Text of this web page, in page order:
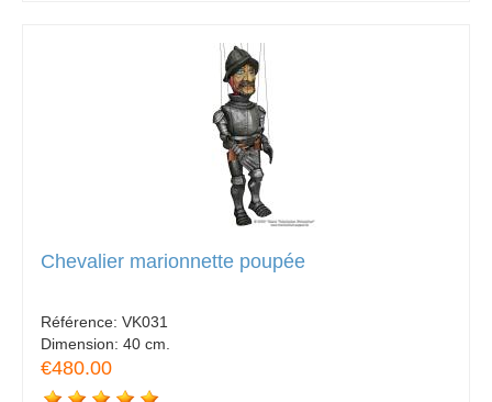
Chevalier marionnette poupée
Référence: VK031
Dimension: 40 cm.
€480.00